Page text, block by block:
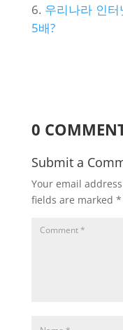
우리나라 인
5배?
0
Submit a
Your email
fields are marked *